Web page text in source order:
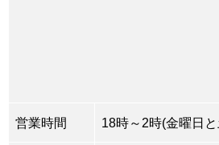
営業時間 18時～2時(金曜日